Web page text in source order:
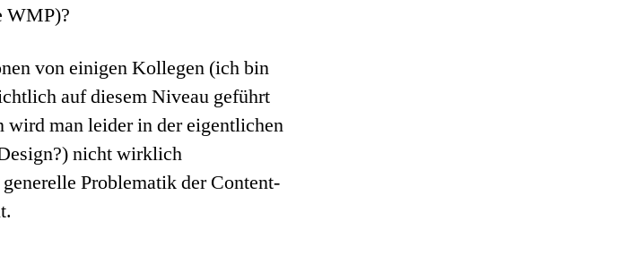
WMP)?
von einigen Kollegen (ich bin
auf diesem Niveau geführt
man leider in der eigentlichen
nicht wirklich
Problematik der Content-